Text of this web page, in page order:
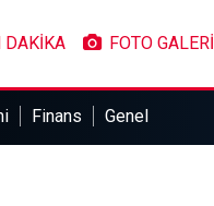
DAKİKA FOTO GALERİ
Finans Genel